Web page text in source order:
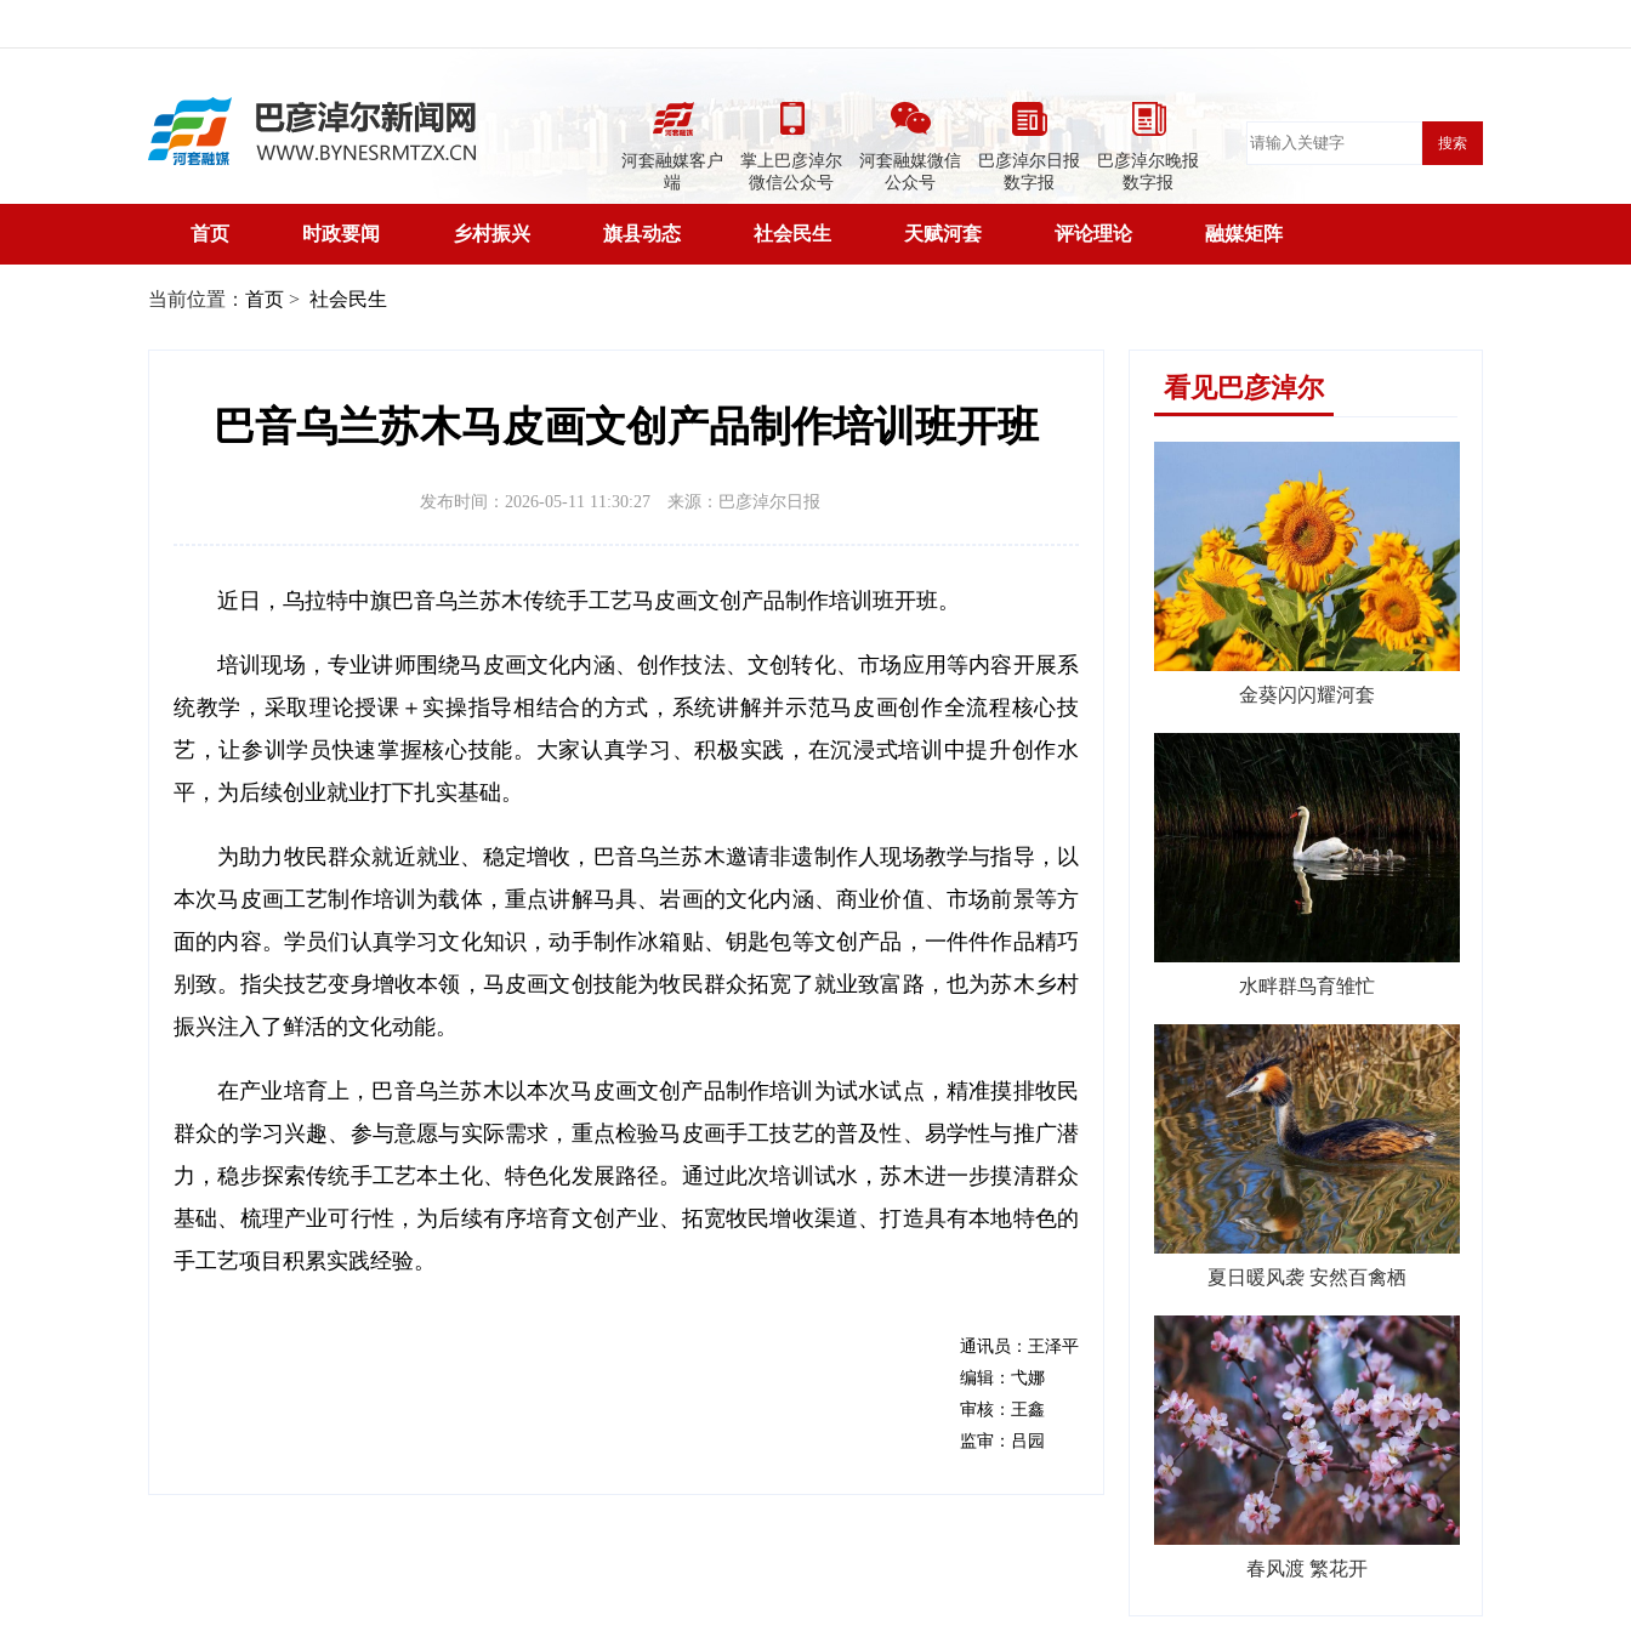
河套融媒客户
端
掌上巴彦淖尔
微信公众号
河套融媒微信
公众号
巴彦淖尔日报
数字报
巴彦淖尔晚报
数字报
搜索
首页 时政要闻 乡村振兴 旗县动态 社会民生 天赋河套 评论理论 融媒矩阵
当前位置： 首页 > 社会民生
巴音乌兰苏木马皮画文创产品制作培训班开班
发布时间：2026-05-11 11:30:27 来源：巴彦淖尔日报
近日，乌拉特中旗巴音乌兰苏木传统手工艺马皮画文创产品制作培训班开班。
培训现场，专业讲师围绕马皮画文化内涵、创作技法、文创转化、市场应用等内容开展系
统教学，采取理论授课＋实操指导相结合的方式，系统讲解并示范马皮画创作全流程核心技
艺，让参训学员快速掌握核心技能。大家认真学习、积极实践，在沉浸式培训中提升创作水
平，为后续创业就业打下扎实基础。
为助力牧民群众就近就业、稳定增收，巴音乌兰苏木邀请非遗制作人现场教学与指导，以
本次马皮画工艺制作培训为载体，重点讲解马具、岩画的文化内涵、商业价值、市场前景等方
面的内容。学员们认真学习文化知识，动手制作冰箱贴、钥匙包等文创产品，一件件作品精巧
别致。指尖技艺变身增收本领，马皮画文创技能为牧民群众拓宽了就业致富路，也为苏木乡村
振兴注入了鲜活的文化动能。
在产业培育上，巴音乌兰苏木以本次马皮画文创产品制作培训为试水试点，精准摸排牧民
群众的学习兴趣、参与意愿与实际需求，重点检验马皮画手工技艺的普及性、易学性与推广潜
力，稳步探索传统手工艺本土化、特色化发展路径。通过此次培训试水，苏木进一步摸清群众
基础、梳理产业可行性，为后续有序培育文创产业、拓宽牧民增收渠道、打造具有本地特色的
手工艺项目积累实践经验。
通讯员：王泽平
编辑：弋娜
审核：王鑫
监审：吕园
看见巴彦淖尔
金葵闪闪耀河套
水畔群鸟育雏忙
夏日暖风袭 安然百禽栖
春风渡 繁花开